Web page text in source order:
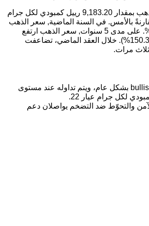
اليوم، ارتفع سعر الذهب بمقدار 9,183.20 رييل كمبودي لكل جرام
(+1.8%) مقارنةً بالأمس. في السنة الماضية, سعر الذهب
ارتفع بمقدار 29.23%. على مدى 5 سنوات, سعر الذهب ارتفع
بأكثر من الضعف (+150.3%). خلال العقد الماضي، تضاعفت
ثلاث مرات.
الذهب يُظهر زخمًا bullish بشكل عام، ويتم تداوله عند مستوى
والتحوّط ضد التضخم يواصلان دعم